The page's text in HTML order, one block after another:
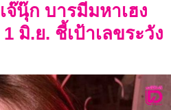
นุ๊ก บารมีมหาเฮง
มิ.ย. ชี้เป้าเลขระวัง